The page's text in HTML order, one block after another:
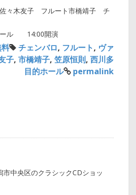
々木友子 フルート市橋靖子 チ
ール 14:00開演
チェンバロ, フルート, ヴァ
子, 市橋靖子, 笠原恒則, 西川多
目的ホール
permalink
中央区のクラシックCDショッ